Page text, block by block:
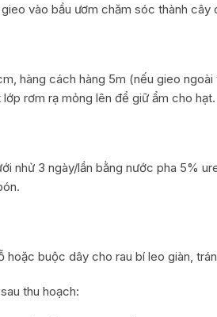
vào bầu ươm chăm sóc thành
hàng cách hàng 5m (nếu gieo
rơm rạ mỏng lên để giữ ẩm cho hạt.
nhử 3 ngày/lần bằng nước pha 5%
buộc dây cho rau bí leo giàn,
thu hoạch: